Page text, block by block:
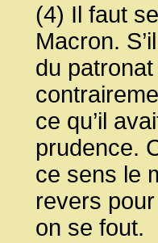
(4) Il faut
Macron.
du patronat
ce qu’il
prudence.
ce sens le
revers
on se fout.